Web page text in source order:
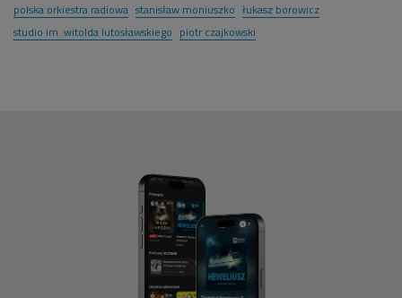
polska orkiestra radiowa stanisław moniuszko łukasz borowicz
studio im. witolda lutosławskiego piotr czajkowski